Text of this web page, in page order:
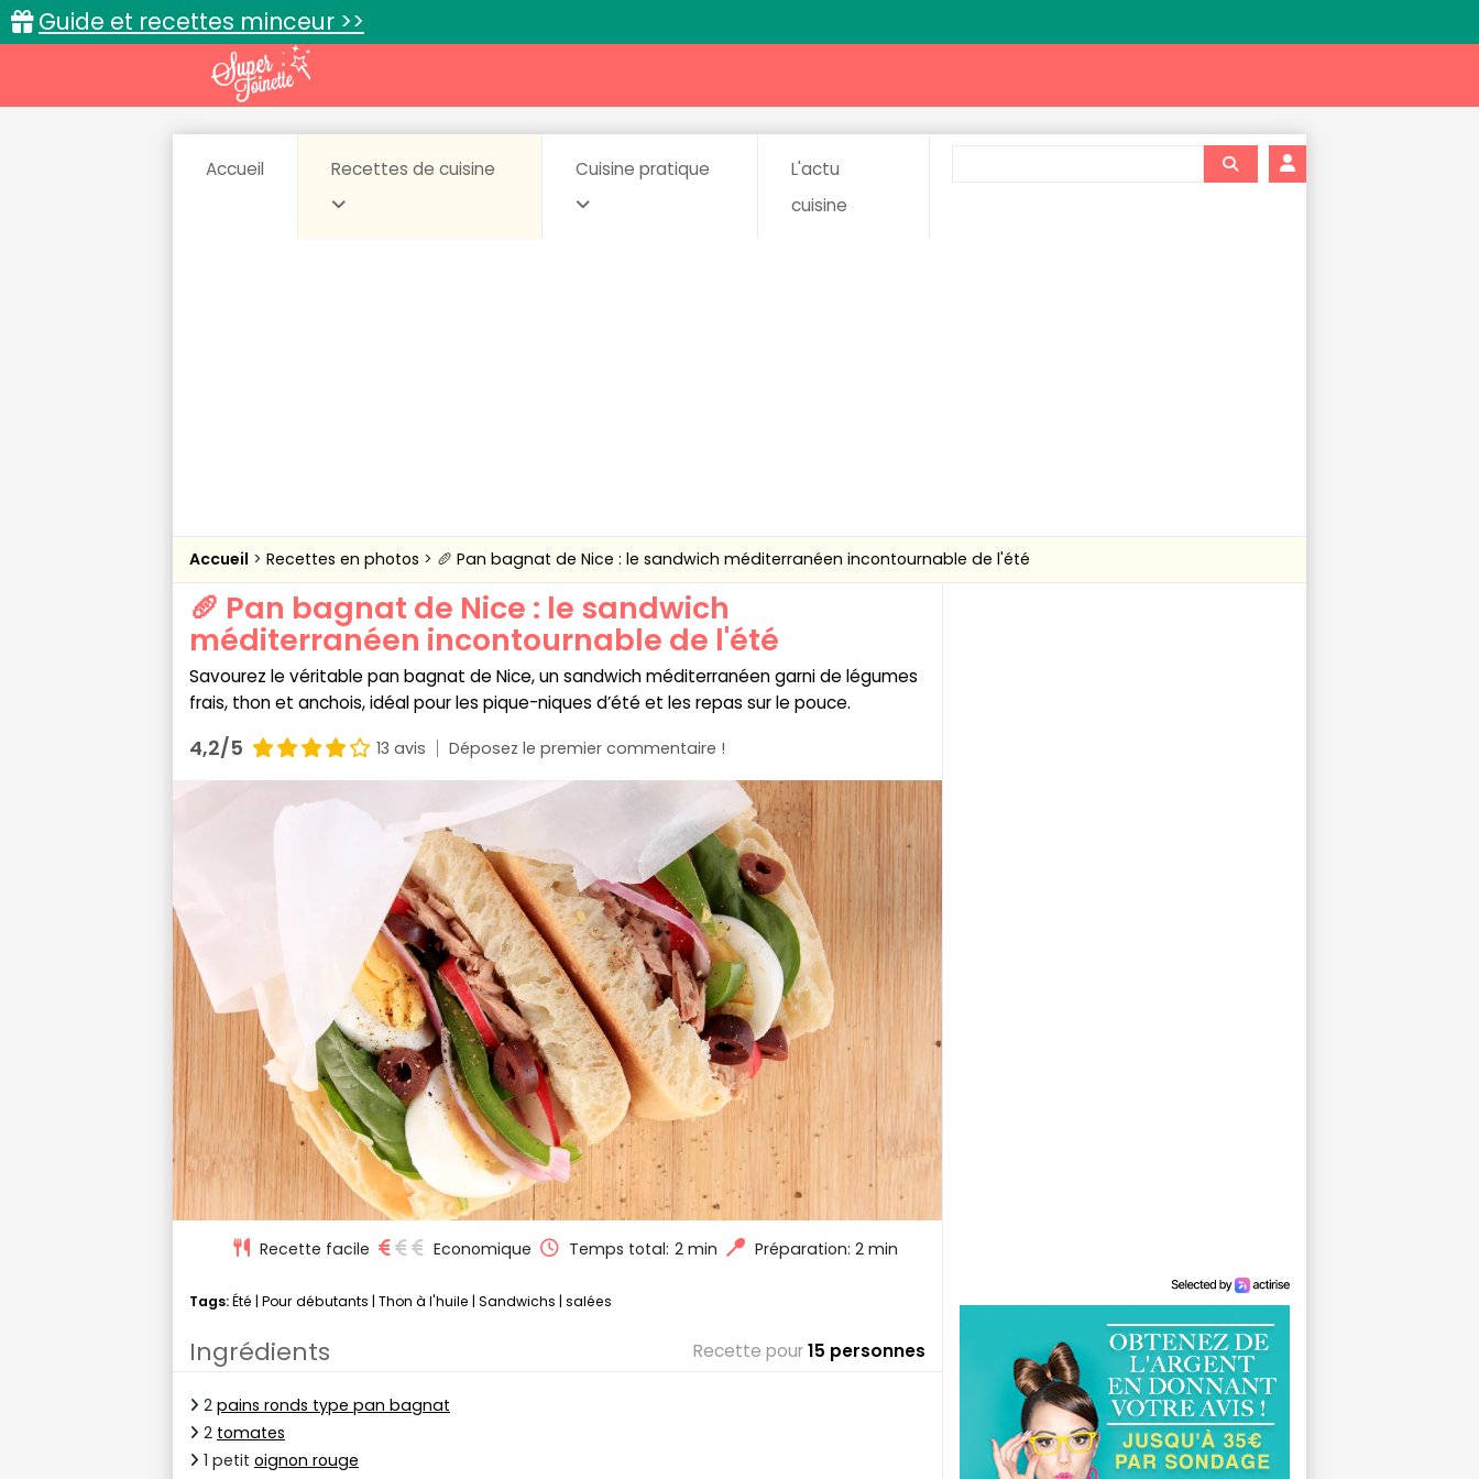
Guide et recettes minceur >>
Accueil Recettes de cuisine Cuisine pratique
L'actu
cuisine
Accueil Recettes en photos 🥖 Pan bagnat de Nice : le sandwich méditerranéen incontournable de l'été
🥖 Pan bagnat de Nice : le sandwich
méditerranéen incontournable de l'été
Savourez le véritable pan bagnat de Nice, un sandwich méditerranéen garni de légumes
frais, thon et anchois, idéal pour les pique-niques d’été et les repas sur le pouce.
4,2/5 13 avis Déposez le premier commentaire !
Recette facile Economique Temps total: 2 min Préparation: 2 min
Tags:Été | Pour débutants | Thon à l'huile | Sandwichs | salées
Ingrédients Recette pour15 personnes
2 pains ronds type pan bagnat
2 tomates
1 petit oignon rouge